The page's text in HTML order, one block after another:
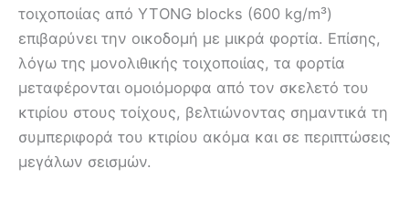
τοιχοποιίας από YTONG blocks (600 kg/m³)
επιβαρύνει την οικοδοµή µε µικρά φορτία. Επίσης,
λόγω της µονολιθικής τοιχοποιίας, τα φορτία
µεταφέρονται οµοιόµορφα από τον σκελετό του
κτιρίου στους τοίχους, βελτιώνοντας σηµαντικά τη
συµπεριφορά του κτιρίου ακόµα και σε περιπτώσεις
µεγάλων σεισµών.